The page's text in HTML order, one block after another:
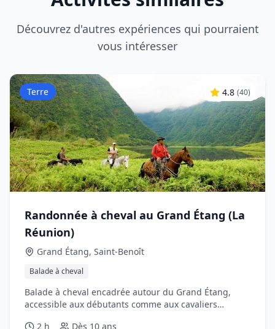
Découvrez d'autres expériences qui pourraient
vous intéresser
Terre 4.8 (40)
Randonnée à cheval au Grand Étang (La
Réunion)
Grand Étang, Saint‑Benoît
Balade à cheval
Balade à cheval encadrée autour du Grand Étang,
accessible aux débutants comme aux cavaliers
2 h
Dès 10 ans